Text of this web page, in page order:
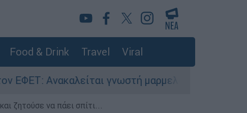
Food & Drink Travel Viral
γνωστή μαρμελάδα - Κίνδυνος
ζητούσε να πάει σπίτι...